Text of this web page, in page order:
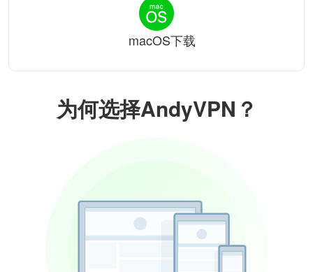
为何选择AndyVPN？
macOS下载